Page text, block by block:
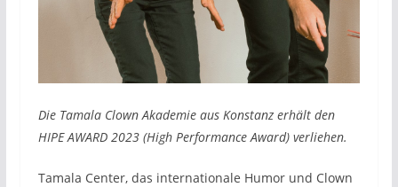
Die Tamala Clown Akademie aus Konstanz erhält den
HIPE AWARD 2023 (High Performance Award) verliehen.
Tamala Center, das internationale Humor und Clown